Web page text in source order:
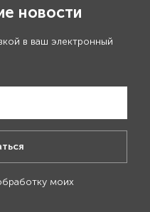
новости
в ваш электронный
моих